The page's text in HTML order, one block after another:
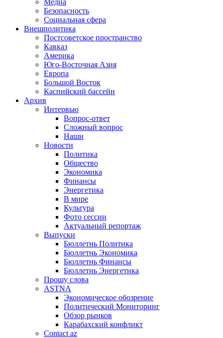
Медиа
Безопасность
Социальная сфера
Внешполитика
Постсоветское пространство
Кавказ
Америка
Юго-Восточная Азия
Европа
Большой Восток
Каспийский бассейн
Архив
Интервью
Вопрос-ответ
Сложный вопрос
Наши
Новости
Политика
Общество
Экономика
Финансы
Энергетика
В мире
Культура
Фото сессии
Актуальный репортаж
Выпуски
Бюллетнь Политика
Бюллетнь Экономика
Бюллетнь Финансы
Бюллетнь Энергетика
Прошу слова
ASTNA
Экономическое обозрение
Политический Мониторинг
Обзор рынков
Карабахский конфликт
Contact az